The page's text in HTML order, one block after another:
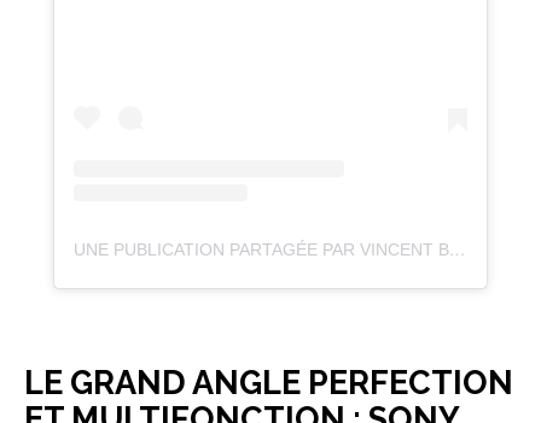
UNE PUBLICATION PARTAGÉE PAR VINCENT BEUDEZ 📷 (@VINCENTVOYAGE)
LE GRAND ANGLE PERFECTION